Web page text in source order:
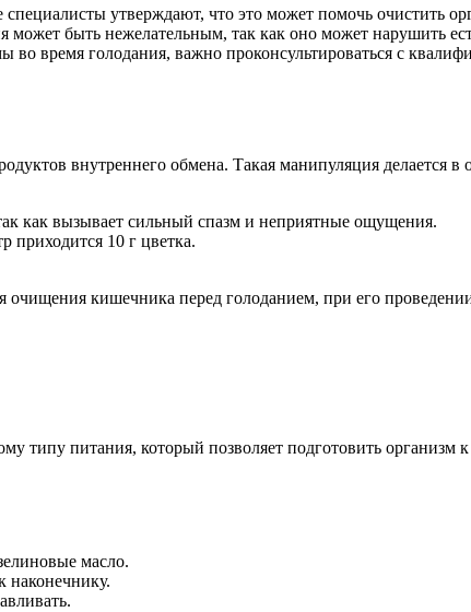
утверждают, что это может помочь очистить
быть нежелательным, так как оно может нарушить
время голодания, важно проконсультироваться с
внутреннего обмена. Такая манипуляция делается
как вызывает сильный спазм и неприятные ощущения.
приходится 10 г цветка.
кишечника перед голоданием, при его
типу питания, который позволяет подготовить организм
масло.
наконечнику.